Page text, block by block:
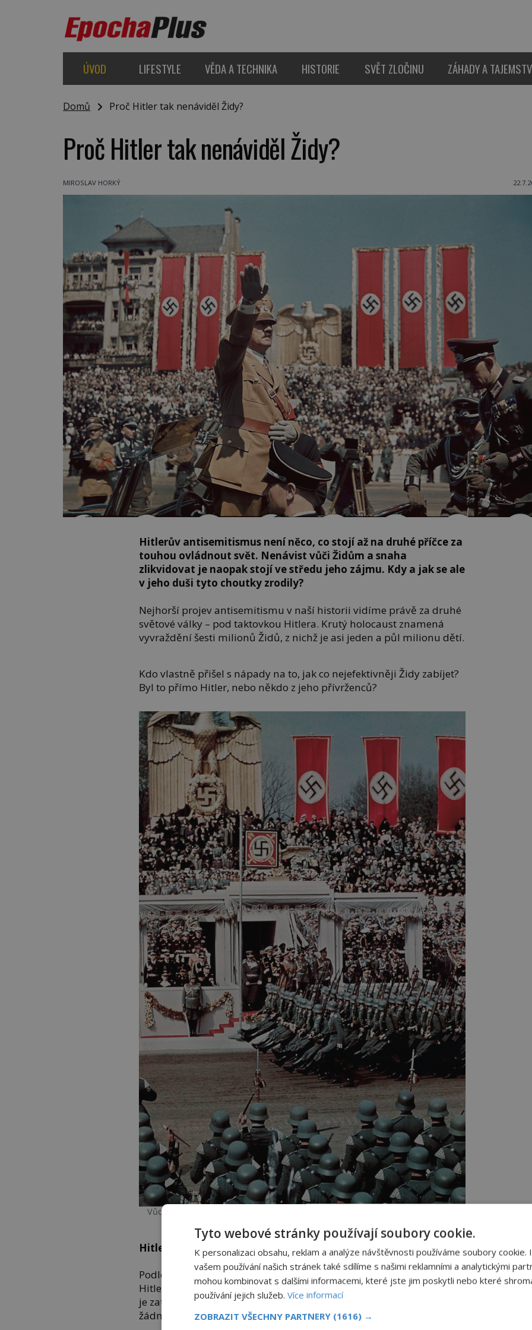
ÚVOD LIFESTYLE VĚDA A TECHNIKA HISTORIE SVĚT ZLOČINU ZÁHADY A
Domů Proč Hitler tak nenáviděl Židy?
Proč Hitler tak nenáviděl Židy?
MIROSLAV HORKÝ
Hitlerův antisemitismus není něco, co stojí až na druhé příčce za
touhou ovládnout svět. Nenávist vůči Židům a snaha
zlikvidovat je naopak stojí ve středu jeho zájmu. Kdy a jak se ale
v jeho duši tyto choutky zrodily?
Nejhorší projev antisemitismu v naší historii vidíme právě za druhé
světové války – pod taktovkou Hitlera. Krutý holocaust znamená
vyvraždění šesti milionů Židů, z nichž je asi jeden a půl milionu dětí.
Kdo vlastně přišel s nápady na to, jak co nejefektivněji Židy zabíjet?
Byl to přímo Hitler, nebo někdo z jeho přívrženců?
Vůdce vyvoleného německého národa využije většinových nálad ve společnosti,
Hitler o sobě lže
Podle dostupných historických pramenů můžeme směle vyvrátit
Hitlerovo prohlášení z knihy Mein Kampf (1925), kde o sobě píše, že
je zatvrzelým antisemitou již od dětství. Neexistují o tom zhola
žádné důkazy.
Tyto webové stránky používají soubory cookie.
K personalizaci obsahu, reklam a analýze návštěvnosti používáme soubory cookie.
vašem používání našich stránek také sdílíme s našimi reklamními a analytickými
mohou kombinovat s dalšími informacemi, které jste jim poskytli nebo které
používání jejich služeb. Více informací
ZOBRAZIT VŠECHNY PARTNERY (1616) →